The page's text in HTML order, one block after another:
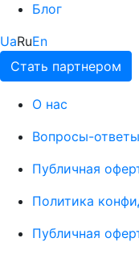
Блог
UaRuEn
Стать партнером
О нас
Вопросы-ответы
Публичная
Политика
Публичная